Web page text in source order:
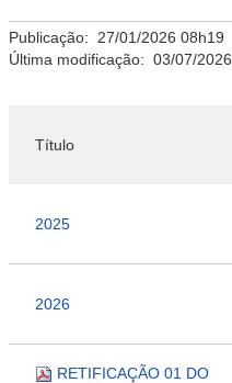
Publicação: 27/01/2026 08h19
Última modificação: 03/07/
Título
2025
2026
RETIFICAÇÃO 01 DO